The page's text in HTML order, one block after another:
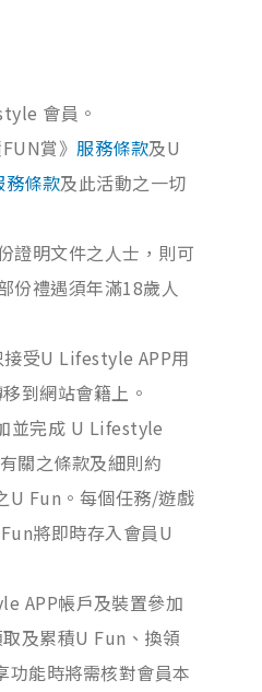
會員。
賞》服務條款及U
務條款及此活動之一切
證明文件之人士，則可
份禮遇須年滿18歲人
受U Lifestyle APP用
到網站會籍上。
並完成 U Lifestyle
關之條款及細則約
U Fun。每個任務/遊戲
將即時存入會員U
APP帳戶及裝置參加
及累積U Fun、換領
功能時將需核對會員本